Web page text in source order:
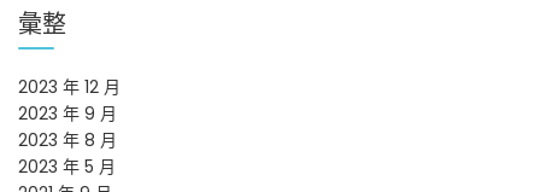
彙整
2023 年 12 月
2023 年 9 月
2023 年 8 月
2023 年 5 月